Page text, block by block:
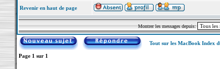
Revenir en haut de page
Montrer les messages depuis:
Tout sur les MacBook Index
Page 1 sur 1